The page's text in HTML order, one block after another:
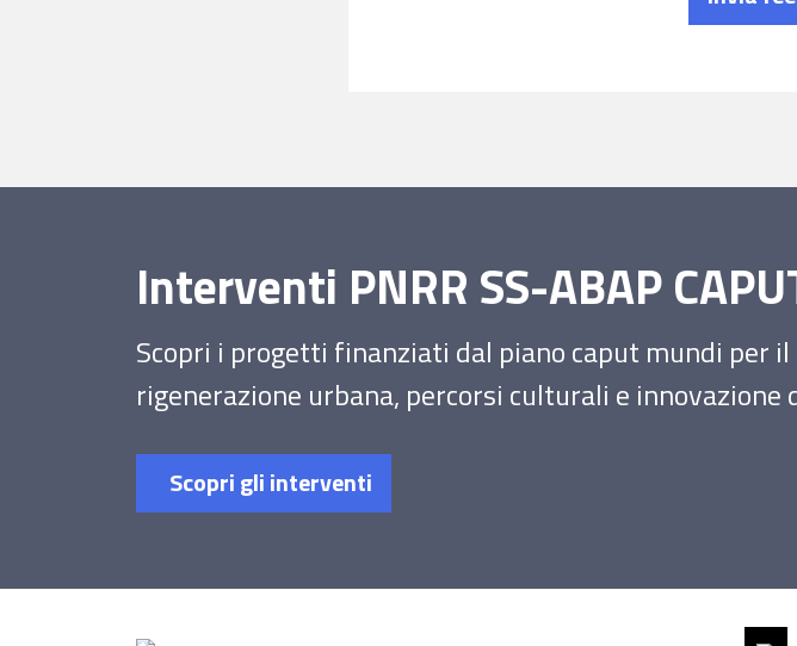
Interventi PNRR SS-ABAP
Scopri i progetti finanziati dal piano caput mundi per
rigenerazione urbana, percorsi culturali e innovazione
Scopri gli interventi